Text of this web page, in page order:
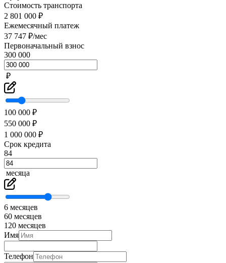
Стоимость транспорта
2 801 000 ₽
Ежемесячный платеж
37 747 ₽/мес
Первоначальный взнос
300 000
₽
100 000 ₽
550 000 ₽
1 000 000 ₽
Срок кредита
84
месяца
6 месяцев
60 месяцев
120 месяцев
Имя
Телефон